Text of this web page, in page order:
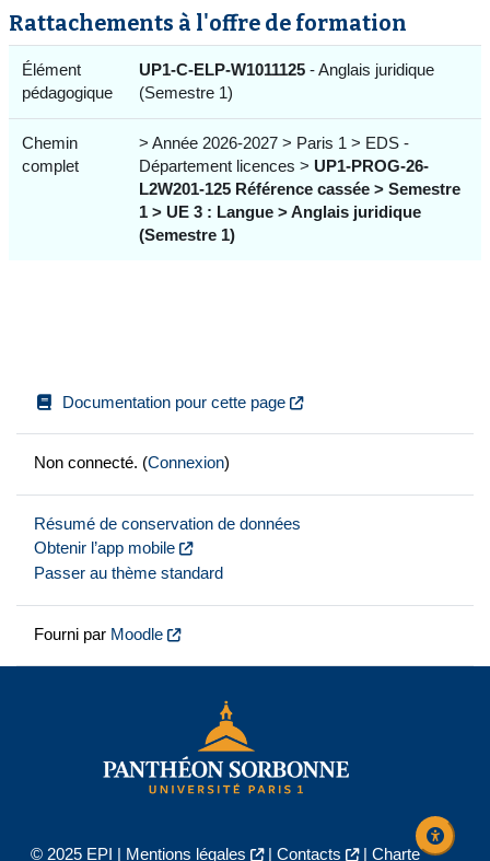
Rattachements à l'offre de formation
Élément
pédagogique
UP1-C-ELP-W1011125 - Anglais juridique
(Semestre 1)
Chemin
complet
> Année 2026-2027 > Paris 1 > EDS -
Département licences > UP1-PROG-26-
L2W201-125 Référence cassée > Semestre
1 > UE 3 : Langue > Anglais juridique
(Semestre 1)
Documentation pour cette page
Non connecté. (Connexion)
Résumé de conservation de données
Obtenir l’app mobile
Passer au thème standard
Fourni par Moodle
© 2025 EPI | Mentions légales | Contacts | Charte